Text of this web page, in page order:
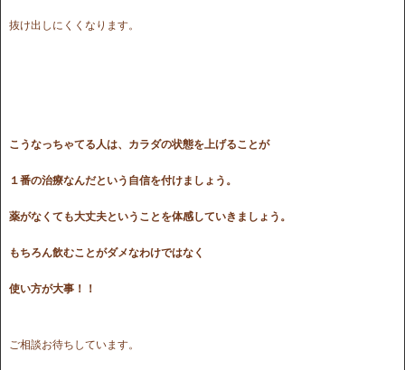
抜け出しにくくなります。
こうなっちゃてる人は、カラダの状態を上げることが
１番の治療なんだという自信を付けましょう。
薬がなくても大丈夫ということを体感していきましょう。
もちろん飲むことがダメなわけではなく
使い方が大事！！
ご相談お待ちしています。